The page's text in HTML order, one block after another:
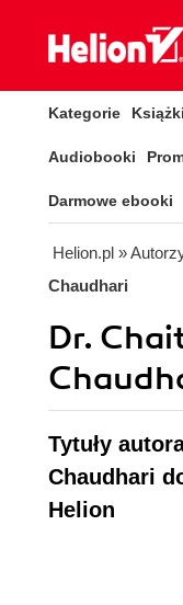
Kategorie Książki
Audiobooki
Darmowe ebooki
Helion.pl »
Chaudhari
Dr.
Tytuły
Chaudhari
Helion